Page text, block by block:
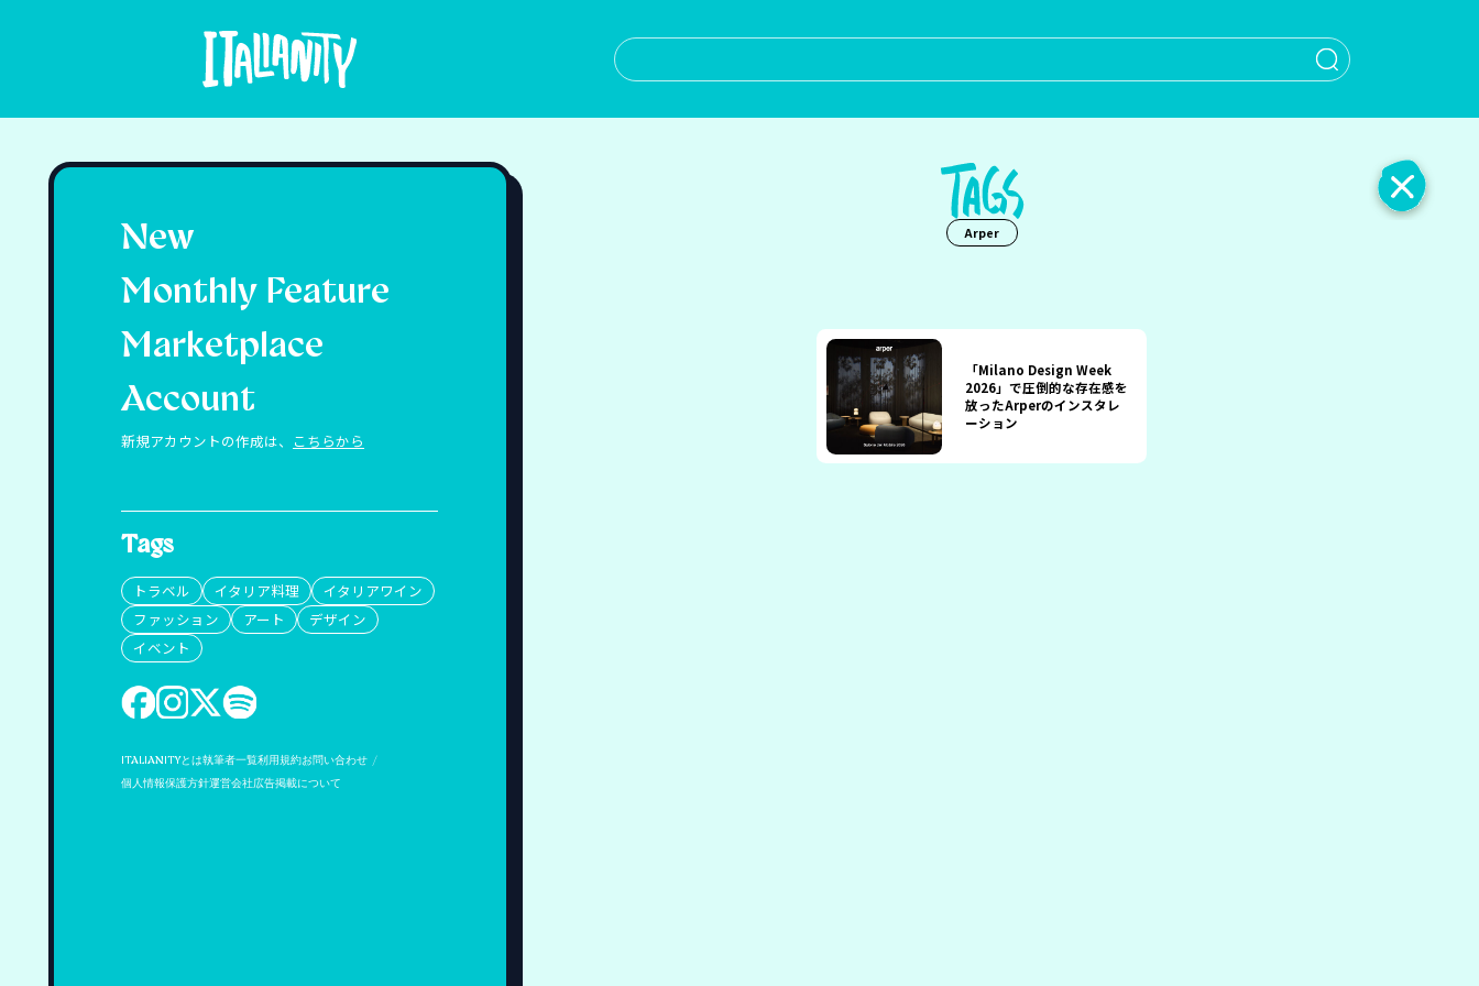
When
New
Monthly Feature
Marketplace
Account
新規アカウントの作成は、 こちらから
Tags
トラベル イタリア料理
イタリアワイン
ファッション
アート
デザイン
イベント
ITALIANITYとは執筆者一覧利用規約お問い合わせ
個人情報保護方針運営会社広告掲載について
Arper
「Milano Design Week
2026」で圧倒的な存在感を
放ったArperのインスタレ
ーション